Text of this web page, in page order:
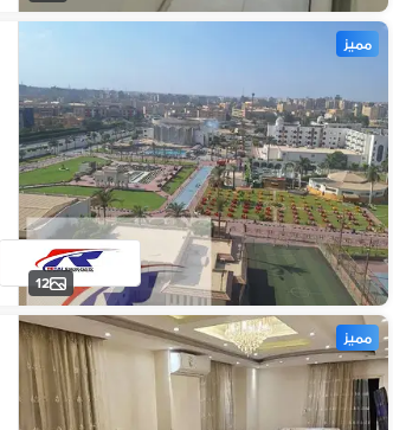
12
مميز
مميز